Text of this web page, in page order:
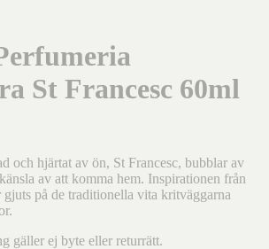
St Francesc 60ml
och hjärtat av ön, St Francesc, bubblar av
av att komma hem. Inspirationen från
på de traditionella vita kritväggarna
gäller ej byte eller returrätt.